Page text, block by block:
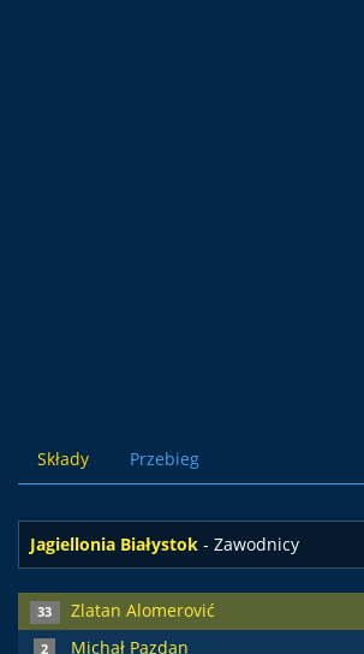
Składy Przebieg
Jagiellonia Białystok - Zawodnicy
33 Zlatan Alomerović
2 Michał Pazdan